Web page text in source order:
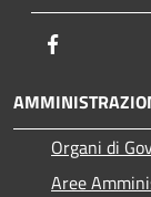
Organi di
Aree